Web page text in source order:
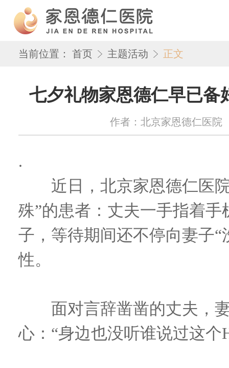
当前位置： 首页 主题活动 正文
七夕礼物家恩德仁早已备
作者：北京家恩德仁医院
.
近日，北京家恩德仁医院
殊”的患者：丈夫一手指着
子，等待期间还不停向妻子“
性。
面对言辞凿凿的丈夫，妻
心：“身边也没听谁说过这个